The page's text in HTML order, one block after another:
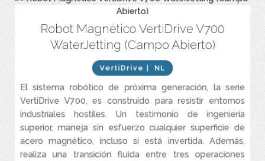
Robot Magnético VertiDrive V700
WaterJetting (Campo Abierto)
VertiDrive | NL
El sistema robótico de próxima generación, la serie
VertiDrive V700, es construido para resistir entornos
industriales hostiles. Un testimonio de ingeniería
superior, maneja sin esfuerzo cualquier superficie de
acero magnético, incluso si está invertida. Además,
realiza una transición fluida entre tres operaciones
Proporciona una calidad de granallado constante ajustando la
velocidad del equipo a las necesidades específicas de la
superficie.
El funcionamiento por control remoto aleja al operador del
Limpia superficies horizontales y verticales con facilidad.
Admite hasta 3 boquillas simultáneamente y cada boquilla es
hasta un 30% más rápida que el mejor granallado manual.
Este equipo multifuncional permite instalar hasta 3 boquillas
intercambiables para granallado seco (eliminación de capas
gruesas), granallado húmedo (acabado fino) y waterjetting